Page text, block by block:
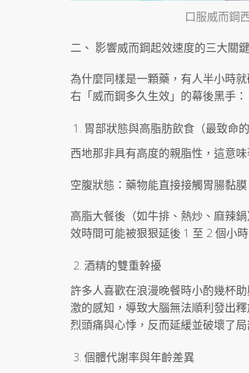
口服威而鋼
二、 影響威而鋼起效速度的三大關
為什麼同樣是一顆藥，有人半小時
右「威而鋼多久生效」的幕後黑手：
胃部狀態與高脂肪飲食（最致命的
西地那非具有高度的親脂性，這意
空腹狀態：藥物能直接接觸胃腸黏
高脂大餐後（如牛排、熱炒、麻辣
效時間可能被狠狠延後 1 至 2 個小
酒精的雙重幹擾
許多人喜歡在浪漫晚餐時小酌幾杯
激的感知，導致大腦無法順利發出
烈頭痛與心悸，反而延緩並破壞了
個體代謝率與年齡差異